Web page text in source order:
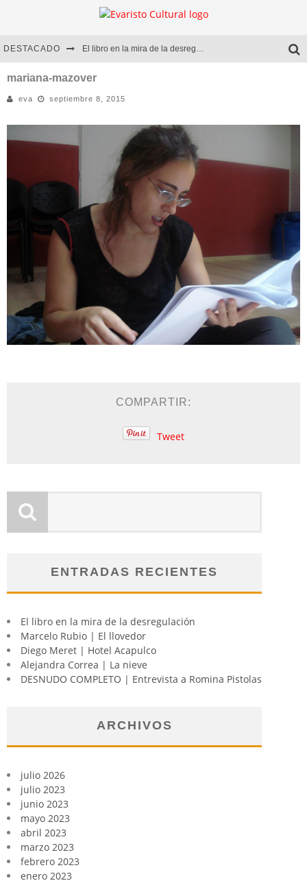
DESTACADO El libro en la mira de la desregulación
Marcelo Rubio | El llovedor
Diego Meret | Hotel Acapulco
Alejandra Correa | La nieve
mariana-mazover
eva septiembre 8, 2015
COMPARTIR:
Tweet
ENTRADAS RECIENTES
El libro en la mira de la desregulación
Marcelo Rubio | El llovedor
Diego Meret | Hotel Acapulco
Alejandra Correa | La nieve
DESNUDO COMPLETO | Entrevista a Romina Pistolas
ARCHIVOS
julio 2026
julio 2023
junio 2023
mayo 2023
abril 2023
marzo 2023
febrero 2023
enero 2023